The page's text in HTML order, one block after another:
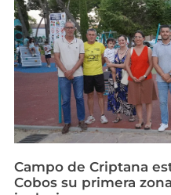
Campo de Criptana
Cobos su primera